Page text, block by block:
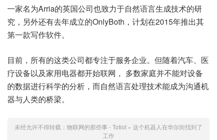
一家名为Arria的英国公司也致力于自然语言生成技术的研
究，另外还有去年成立的OnlyBoth，计划在2015年推出其
第一款写作软件。
目前，所有的这类公司都专注于服务企业。但随着汽车、医
疗设备以及家用电器都开始联网， 多数家庭并不能对设备
的数据进行科学的分析，而自然语言处理技术能成为沟通机
器与人类的桥梁。
未经允许不得转载： 物联网的那些事 - Totiot » 这个机器人在华尔街找到了
工作